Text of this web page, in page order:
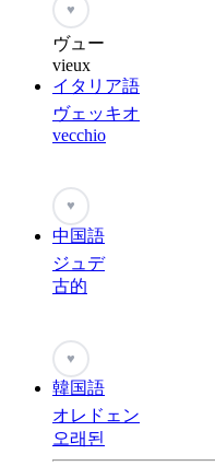
♥
ヴュー
vieux
イタリア語
ヴェッキオ
vecchio
♥
中国語
ジュデ
古的
♥
韓国語
オレドェン
오래된